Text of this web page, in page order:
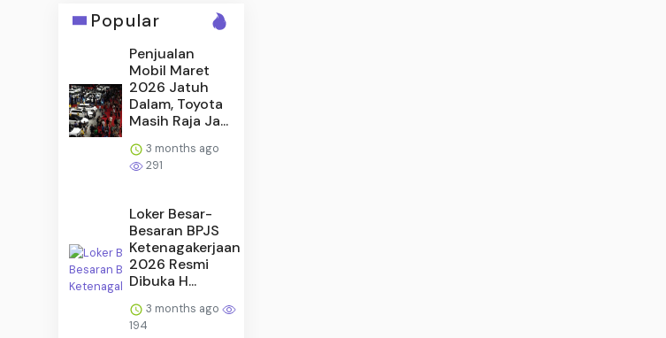
Popular
Penjualan
Mobil Maret
2026 Jatuh
Dalam, Toyota
Masih Raja Ja...
3 months ago
291
Loker Besar-
Besaran BPJS
Ketenagakerjaan
2026 Resmi
Dibuka H...
3 months ago
194